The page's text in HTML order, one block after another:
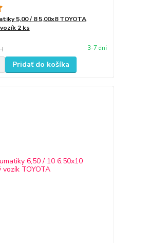
5,00 / 8 5,00x8 TOYOTA
2 ks
3-7 dni
Pridať do košíka